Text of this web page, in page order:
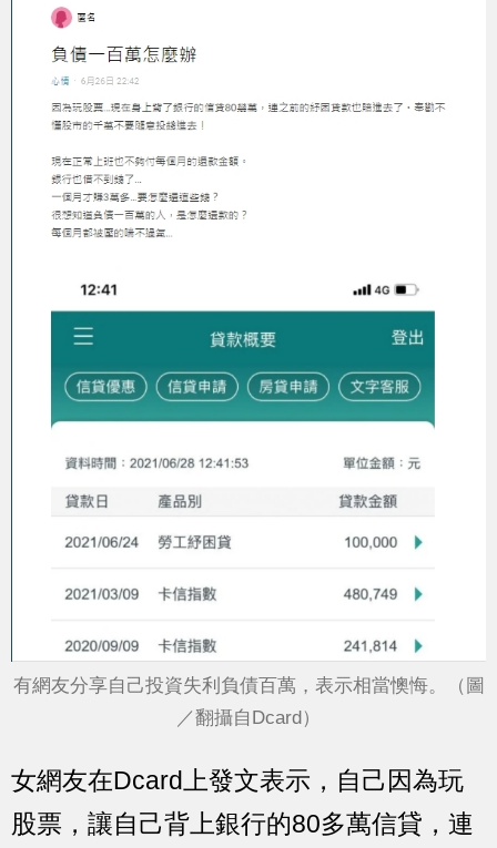
有網友分享自己投資失利負債百萬，表示相當懊悔。（圖
／翻攝自Dcard）
女網友在Dcard上發文表示，自己因為玩
股票，讓自己背上銀行的80多萬信貸，連